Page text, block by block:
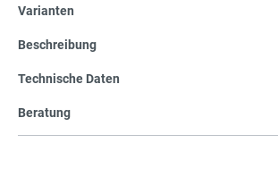
Varianten
Beschreibung
Technische Daten
Beratung